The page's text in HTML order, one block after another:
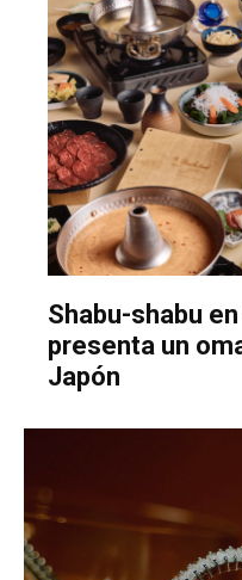
Shabu-shabu
presenta un
Japón